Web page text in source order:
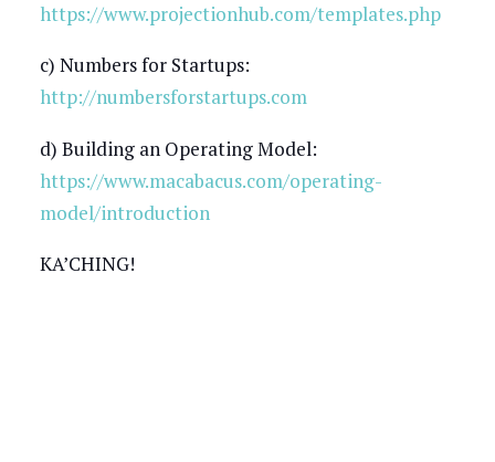
https://www.projectionhub.com/templates.php
c) Numbers for Startups:
http://numbersforstartups.com
d) Building an Operating Model:
https://www.macabacus.com/operating-
model/introduction
KA’CHING!